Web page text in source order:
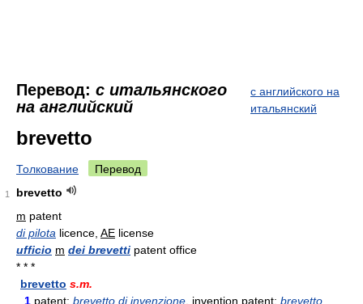
Перевод: с итальянского
на английский
с английского на
итальянский
brevetto
Толкование Перевод
1
brevetto
m patent
di pilota licence, AE license
ufficio m dei brevetti patent office
* * *
brevetto s.m.
1 patent: brevetto di invenzione , invention patent; brevetto